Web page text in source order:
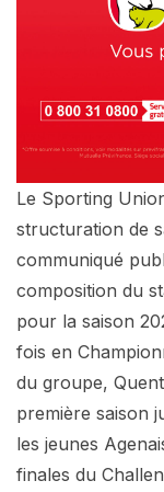
Le Sporting
structuration de
communiqué
composition du
pour la saison
fois en
du groupe,
première saison
les jeunes
finales du